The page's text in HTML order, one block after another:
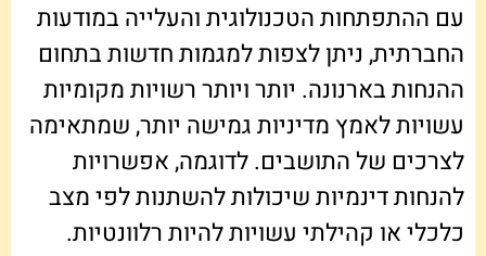
עם ההתפתחות הטכנולוגית והעלייה במודעות
החברתית, ניתן לצפות למגמות חדשות בתחום
ההנחות בארנונה. יותר ויותר רשויות מקומיות
עשויות לאמץ מדיניות גמישה יותר, שמתאימה
לצרכים של התושבים. לדוגמה, אפשרויות
להנחות דינמיות שיכולות להשתנות לפי מצב
כלכלי או קהילתי עשויות להיות רלוונטיות.